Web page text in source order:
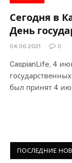
Сегодня в
День
04.06.2021 0
CaspianLife, 4
был принят 4
ПОСЛЕДНИЕ